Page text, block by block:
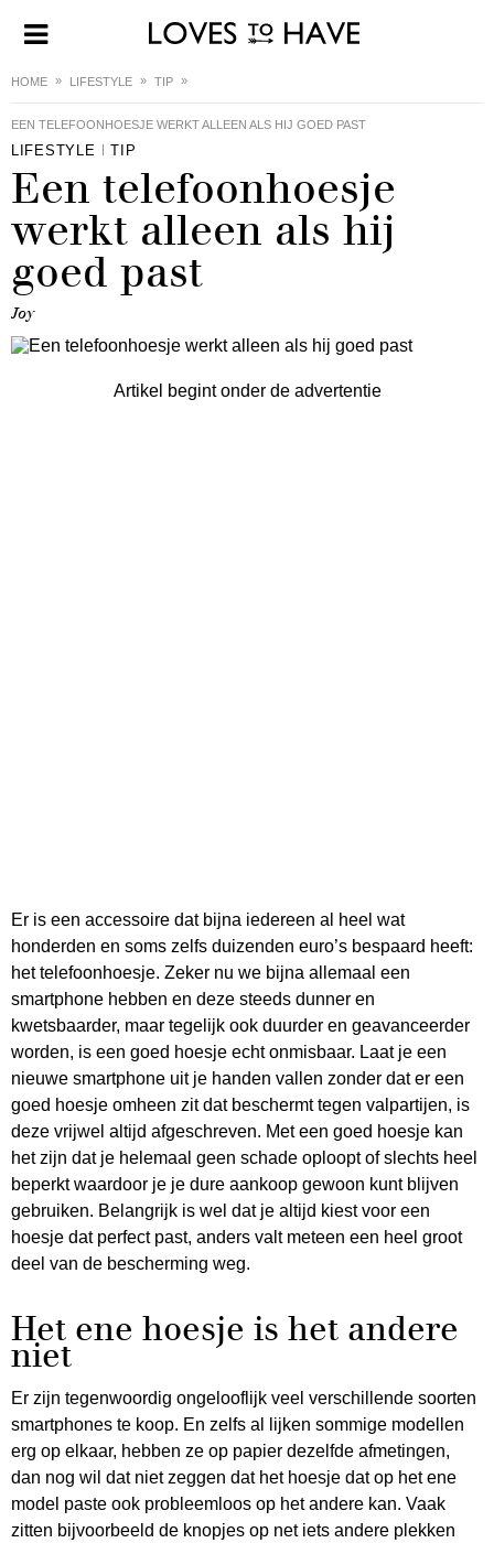
HOME LIFESTYLE TIP
EEN TELEFOONHOESJE WERKT ALLEEN ALS HIJ GOED PAST
LIFESTYLE TIP
Een telefoonhoesje
werkt alleen als hij
goed past
Joy
Artikel begint onder de advertentie
Er is een accessoire dat bijna iedereen al heel wat
honderden en soms zelfs duizenden euro’s bespaard heeft:
het telefoonhoesje. Zeker nu we bijna allemaal een
smartphone hebben en deze steeds dunner en
kwetsbaarder, maar tegelijk ook duurder en geavanceerder
worden, is een goed hoesje echt onmisbaar. Laat je een
nieuwe smartphone uit je handen vallen zonder dat er een
goed hoesje omheen zit dat beschermt tegen valpartijen, is
deze vrijwel altijd afgeschreven. Met een goed hoesje kan
het zijn dat je helemaal geen schade oploopt of slechts heel
beperkt waardoor je je dure aankoop gewoon kunt blijven
gebruiken. Belangrijk is wel dat je altijd kiest voor een
hoesje dat perfect past, anders valt meteen een heel groot
deel van de bescherming weg.
Het ene hoesje is het andere
niet
Er zijn tegenwoordig ongelooflijk veel verschillende soorten
smartphones te koop. En zelfs al lijken sommige modellen
erg op elkaar, hebben ze op papier dezelfde afmetingen,
dan nog wil dat niet zeggen dat het hoesje dat op het ene
model paste ook probleemloos op het andere kan. Vaak
zitten bijvoorbeeld de knopjes op net iets andere plekken